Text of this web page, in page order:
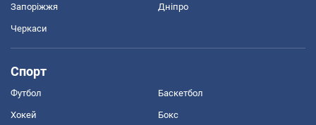
Запоріжжя Дніпро
Черкаси
Спорт
Футбол Баскетбол
Хокей Бокс